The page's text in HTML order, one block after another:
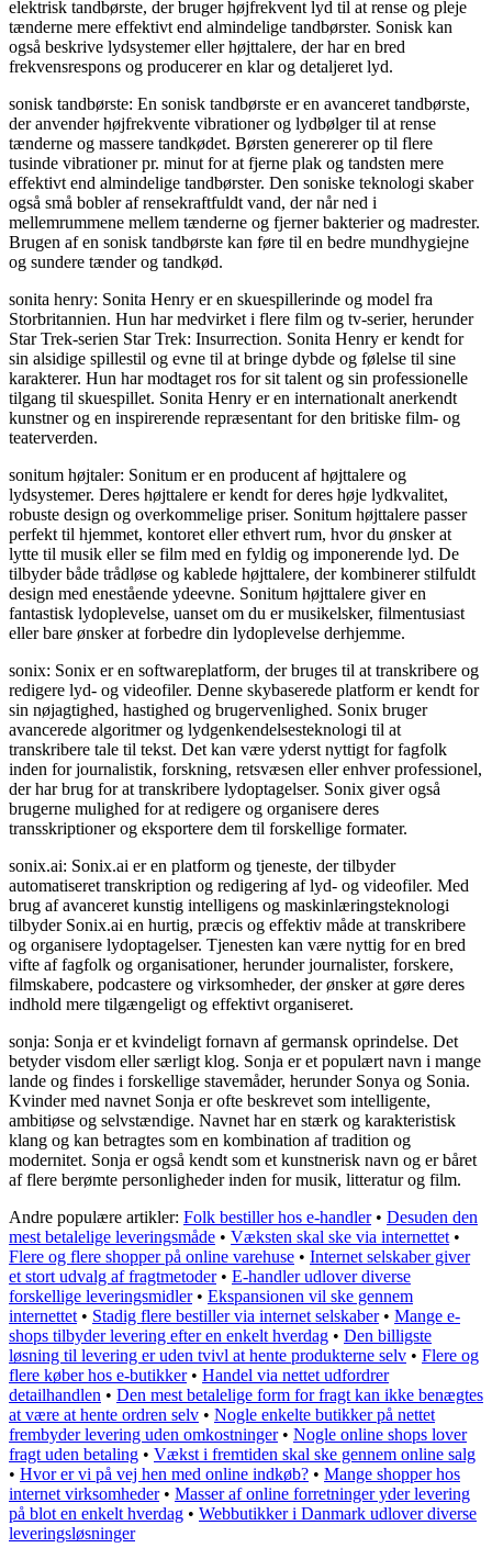
elektrisk tandbørste, der bruger højfrekvent lyd til at rense og pleje
tænderne mere effektivt end almindelige tandbørster. Sonisk kan
også beskrive lydsystemer eller højttalere, der har en bred
frekvensrespons og producerer en klar og detaljeret lyd.
sonisk tandbørste: En sonisk tandbørste er en avanceret tandbørste,
der anvender højfrekvente vibrationer og lydbølger til at rense
tænderne og massere tandkødet. Børsten genererer op til flere
tusinde vibrationer pr. minut for at fjerne plak og tandsten mere
effektivt end almindelige tandbørster. Den soniske teknologi skaber
også små bobler af rensekraftfuldt vand, der når ned i
mellemrummene mellem tænderne og fjerner bakterier og madrester.
Brugen af en sonisk tandbørste kan føre til en bedre mundhygiejne
og sundere tænder og tandkød.
sonita henry: Sonita Henry er en skuespillerinde og model fra
Storbritannien. Hun har medvirket i flere film og tv-serier, herunder
Star Trek-serien Star Trek: Insurrection. Sonita Henry er kendt for
sin alsidige spillestil og evne til at bringe dybde og følelse til sine
karakterer. Hun har modtaget ros for sit talent og sin professionelle
tilgang til skuespillet. Sonita Henry er en internationalt anerkendt
kunstner og en inspirerende repræsentant for den britiske film- og
teaterverden.
sonitum højtaler: Sonitum er en producent af højttalere og
lydsystemer. Deres højttalere er kendt for deres høje lydkvalitet,
robuste design og overkommelige priser. Sonitum højttalere passer
perfekt til hjemmet, kontoret eller ethvert rum, hvor du ønsker at
lytte til musik eller se film med en fyldig og imponerende lyd. De
tilbyder både trådløse og kablede højttalere, der kombinerer stilfuldt
design med enestående ydeevne. Sonitum højttalere giver en
fantastisk lydoplevelse, uanset om du er musikelsker, filmentusiast
eller bare ønsker at forbedre din lydoplevelse derhjemme.
sonix: Sonix er en softwareplatform, der bruges til at transkribere og
redigere lyd- og videofiler. Denne skybaserede platform er kendt for
sin nøjagtighed, hastighed og brugervenlighed. Sonix bruger
avancerede algoritmer og lydgenkendelsesteknologi til at
transkribere tale til tekst. Det kan være yderst nyttigt for fagfolk
inden for journalistik, forskning, retsvæsen eller enhver professionel,
der har brug for at transkribere lydoptagelser. Sonix giver også
brugerne mulighed for at redigere og organisere deres
transskriptioner og eksportere dem til forskellige formater.
sonix.ai: Sonix.ai er en platform og tjeneste, der tilbyder
automatiseret transkription og redigering af lyd- og videofiler. Med
brug af avanceret kunstig intelligens og maskinlæringsteknologi
tilbyder Sonix.ai en hurtig, præcis og effektiv måde at transkribere
og organisere lydoptagelser. Tjenesten kan være nyttig for en bred
vifte af fagfolk og organisationer, herunder journalister, forskere,
filmskabere, podcastere og virksomheder, der ønsker at gøre deres
indhold mere tilgængeligt og effektivt organiseret.
sonja: Sonja er et kvindeligt fornavn af germansk oprindelse. Det
betyder visdom eller særligt klog. Sonja er et populært navn i mange
lande og findes i forskellige stavemåder, herunder Sonya og Sonia.
Kvinder med navnet Sonja er ofte beskrevet som intelligente,
ambitiøse og selvstændige. Navnet har en stærk og karakteristisk
klang og kan betragtes som en kombination af tradition og
modernitet. Sonja er også kendt som et kunstnerisk navn og er båret
af flere berømte personligheder inden for musik, litteratur og film.
Andre populære artikler: Folk bestiller hos e-handler• Desuden den
mest betalelige leveringsmåde • Væksten skal ske via internettet •
Flere og flere shopper på online varehuse • Internet selskaber giver
et stort udvalg af fragtmetoder• E-handler udlover diverse
forskellige leveringsmidler• Ekspansionen vil ske gennem
internettet • Stadig flere bestiller via internet selskaber• Mange e-
shops tilbyder levering efter en enkelt hverdag • Den billigste
løsning til levering er uden tvivl at hente produkterne selv • Flere og
flere køber hos e-butikker• Handel via nettet udfordrer
detailhandlen • Den mest betalelige form for fragt kan ikke benægtes
at være at hente ordren selv • Nogle enkelte butikker på nettet
frembyder levering uden omkostninger• Nogle online shops lover
fragt uden betaling • Vækst i fremtiden skal ske gennem online salg
• Hvor er vi på vej hen med online indkøb? • Mange shopper hos
internet virksomheder• Masser af online forretninger yder levering
på blot en enkelt hverdag • Webbutikker i Danmark udlover diverse
leveringsløsninger